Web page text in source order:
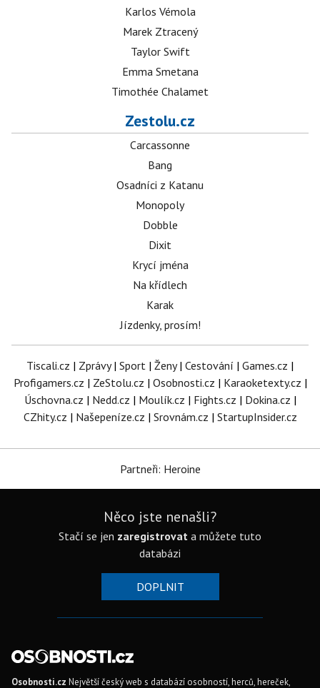
Karlos Vémola
Marek Ztracený
Taylor Swift
Emma Smetana
Timothée Chalamet
Zestolu.cz
Carcassonne
Bang
Osadníci z Katanu
Monopoly
Dobble
Dixit
Krycí jména
Na křídlech
Karak
Jízdenky, prosím!
Tiscali.cz | Zprávy| Sport | Ženy| Cestování | Games.cz |
Profigamers.cz | ZeStolu.cz | Osobnosti.cz | Karaoketexty.cz |
Úschovna.cz | Nedd.cz | Moulík.cz | Fights.cz | Dokina.cz |
CZhity.cz | Našepeníze.cz | Srovnám.cz | StartupInsider.cz
Partneři: Heroine
Něco jste nenašli?
Stačí se jen zaregistrovat a můžete tuto
databázi
DOPLNIT
Osobnosti.cz Největší český web s databází osobností, herců, hereček,